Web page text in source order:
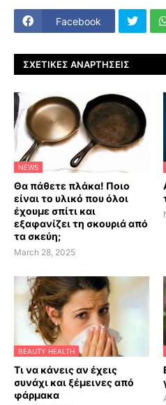
Facebook
ΣΧΕΤΙΚΈΣ ΑΝΑΡΤΉΣΕΙΣ
NEWS
Θα πάθετε πλάκα! Ποιο
είναι το υλικό που όλοι
έχουμε σπίτι και
εξαφανίζει τη σκουριά από
τα σκεύη;
March 28, 2025
BEAUTY HEALTH
Τι να κάνεις αν έχεις
συνάχι και ξέμεινες από
φάρμακα